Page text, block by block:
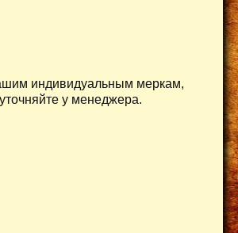
индивидуальным меркам,
у менеджера.